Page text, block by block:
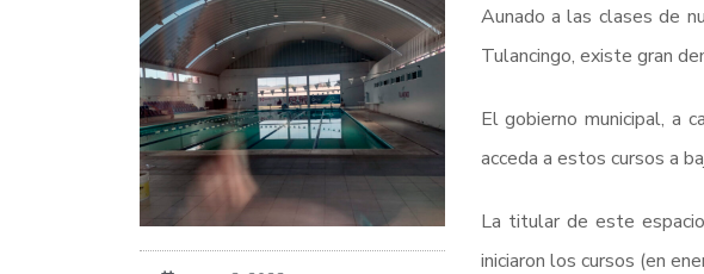
Aunado a las clases de
Tulancingo, existe gran
El gobierno municipal, a
acceda a estos cursos a
La titular de este
iniciaron los cursos (en